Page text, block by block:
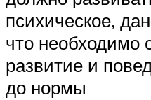
психическое,
что необходимо
развитие и
до нормы